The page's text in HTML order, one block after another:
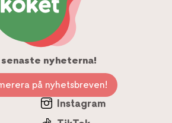
senaste nyheterna!
på nyhetsbreven!
Instagram